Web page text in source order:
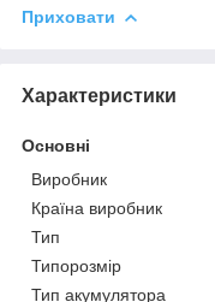
Приховати
Характеристики
Основні
Виробник
Країна виробник
Тип
Типорозмір
Тип акумулятора